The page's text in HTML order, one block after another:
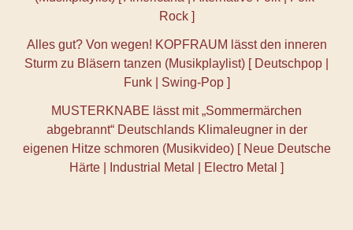
Rock ]
Alles gut? Von wegen! KOPFRAUM lässt den inneren
Sturm zu Bläsern tanzen (Musikplaylist) [ Deutschpop |
Funk | Swing-Pop ]
MUSTERKNABE lässt mit „Sommermärchen
abgebrannt“ Deutschlands Klimaleugner in der
eigenen Hitze schmoren (Musikvideo) [ Neue Deutsche
Härte | Industrial Metal | Electro Metal ]